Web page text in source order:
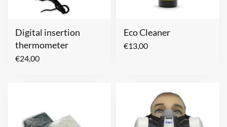
Digital insertion
thermometer
€24,00
Eco Cleaner
€13,00